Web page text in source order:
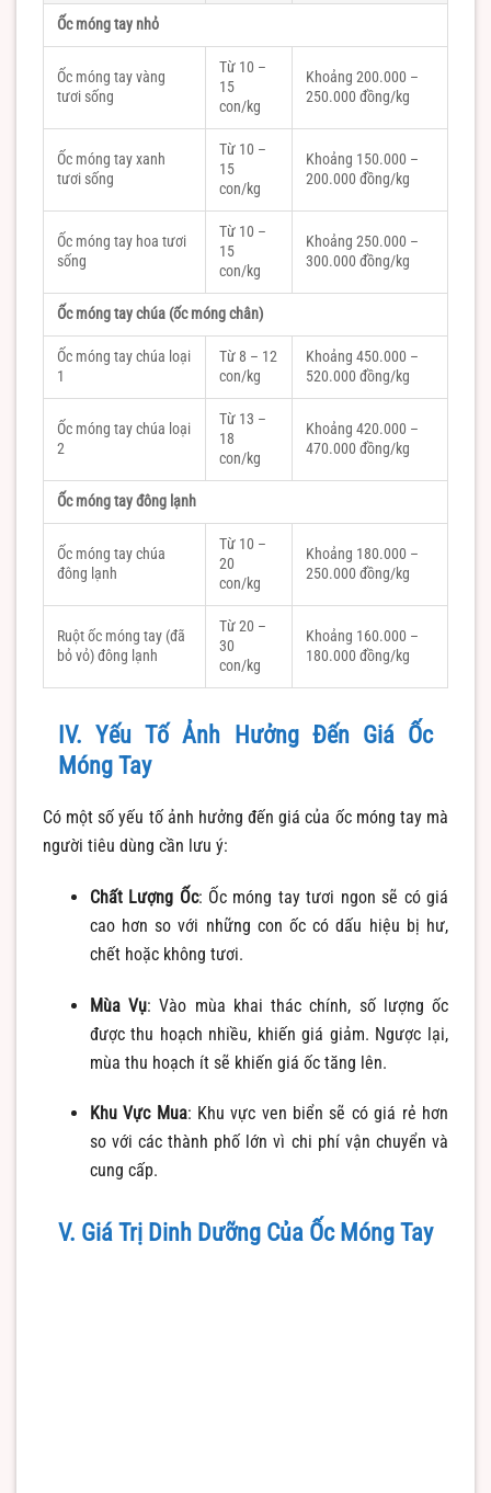
Ốc móng tay nhỏ
Ốc móng tay vàng
tươi sống
Từ 10 –
15
con/kg
Khoảng 200.000 –
250.000 đồng/kg
Ốc móng tay xanh
tươi sống
Từ 10 –
15
con/kg
Khoảng 150.000 –
200.000 đồng/kg
Ốc móng tay hoa tươi
sống
Từ 10 –
15
con/kg
Khoảng 250.000 –
300.000 đồng/kg
Ốc móng tay chúa (ốc móng chân)
Ốc móng tay chúa loại
1
Từ 8 – 12
con/kg
Khoảng 450.000 –
520.000 đồng/kg
Ốc móng tay chúa loại
2
Từ 13 –
18
con/kg
Khoảng 420.000 –
470.000 đồng/kg
Ốc móng tay đông lạnh
Ốc móng tay chúa
đông lạnh
Từ 10 –
20
con/kg
Khoảng 180.000 –
250.000 đồng/kg
Ruột ốc móng tay (đã
bỏ vỏ) đông lạnh
Từ 20 –
30
con/kg
Khoảng 160.000 –
180.000 đồng/kg
IV. Yếu Tố Ảnh Hưởng Đến Giá Ốc
Móng Tay
Có một số yếu tố ảnh hưởng đến giá của ốc móng tay mà
người tiêu dùng cần lưu ý:
Chất Lượng Ốc: Ốc móng tay tươi ngon sẽ có giá
cao hơn so với những con ốc có dấu hiệu bị hư,
chết hoặc không tươi.
Mùa Vụ: Vào mùa khai thác chính, số lượng ốc
được thu hoạch nhiều, khiến giá giảm. Ngược lại,
mùa thu hoạch ít sẽ khiến giá ốc tăng lên.
Khu Vực Mua: Khu vực ven biển sẽ có giá rẻ hơn
so với các thành phố lớn vì chi phí vận chuyển và
cung cấp.
V. Giá Trị Dinh Dưỡng Của Ốc Móng Tay